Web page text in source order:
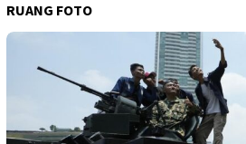
RUANG FOTO